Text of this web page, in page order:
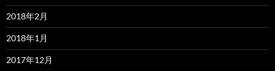
2018年2月
2018年1月
2017年12月